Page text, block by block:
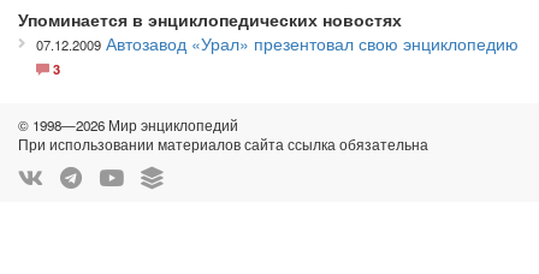
Упоминается в энциклопедических новостях
07.12.2009 Автозавод «Урал» презентовал свою энциклопедию
3
© 1998—2026 Мир энциклопедий
При использовании материалов сайта ссылка обязательна